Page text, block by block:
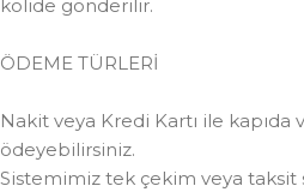
kolide gönderilir.
ÖDEME TÜRLERİ
Nakit veya Kredi Kartı ile kapıda
ödeyebilirsiniz.
Sistemimiz tek çekim veya taksit